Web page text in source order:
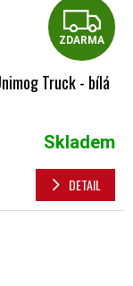
ZDARMA
Truck - bílá
Skladem
DETAIL